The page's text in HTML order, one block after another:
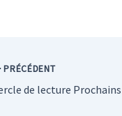
PRÉCÉDENT